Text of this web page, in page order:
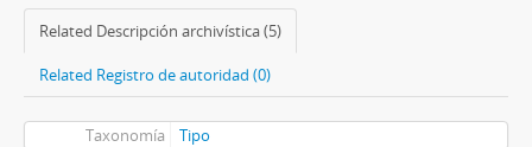
Related Descripción archivística (5)
Related Registro de autoridad (0)
Taxonomía Tipo